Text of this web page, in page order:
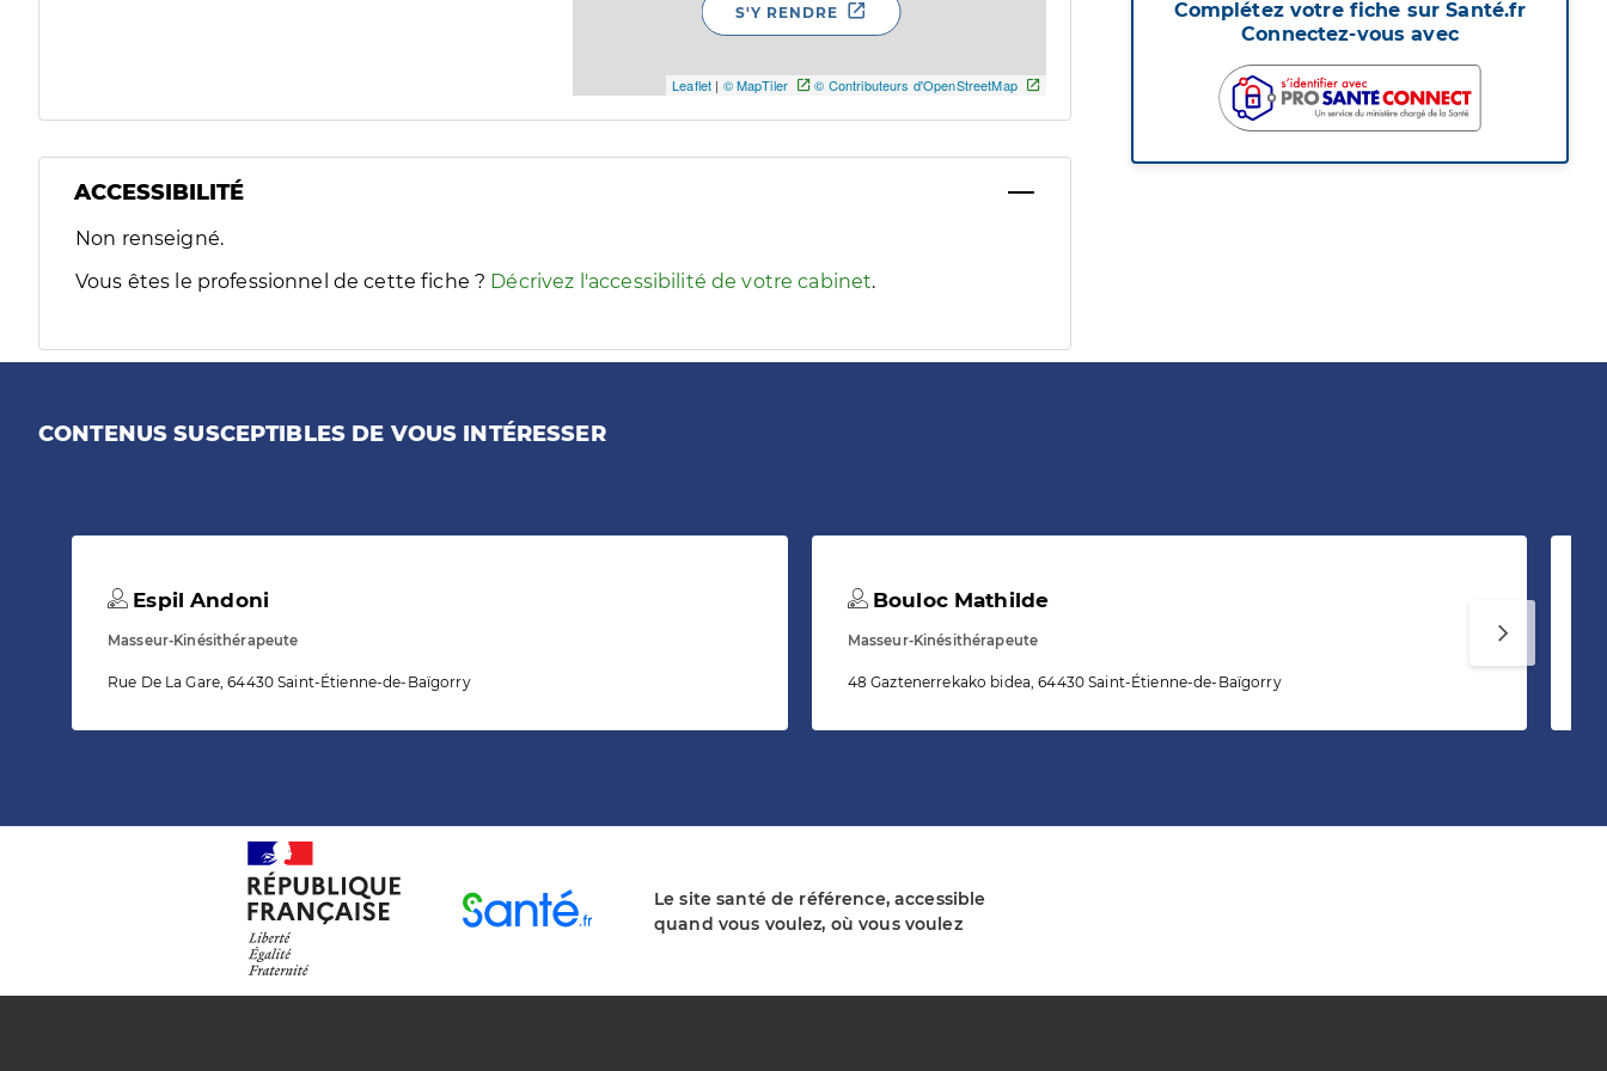
Leaflet | © MapTiler © Contributeurs d'OpenStreetMap
S'Y RENDRE
ACCESSIBILITÉ
Filtres
Sélectionnez un ou plusieurs handicaps/besoins spécifiques pour afficher les informations d'accessibilité associées
Non renseigné.
Vous êtes le professionnel de cette fiche ? Décrivez l'accessibilité de votre cabinet.
Complétez votre fiche sur Santé.fr
Connectez-vous avec
CONTENUS SUSCEPTIBLES DE VOUS INTÉRESSER
Espil Andoni
Masseur-Kinésithérapeute
Rue De La Gare, 64430 Saint-Étienne-de-Baïgorry
Bouloc Mathilde
Masseur-Kinésithérapeute
48 Gaztenerrekako bidea, 64430 Saint-Étienne-de-Baïgorry
Le site santé de référence, accessible
quand vous voulez, où vous voulez